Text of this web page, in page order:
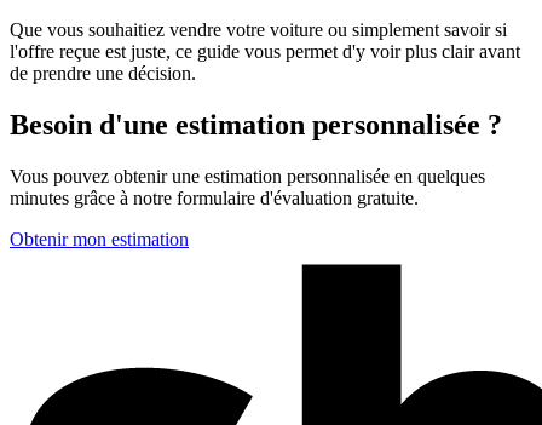
Que vous souhaitiez vendre votre voiture ou simplement savoir si
l'offre reçue est juste, ce guide vous permet d'y voir plus clair avant
de prendre une décision.
Besoin d'une estimation personnalisée ?
Vous pouvez obtenir une estimation personnalisée en quelques
minutes grâce à notre formulaire d'évaluation gratuite.
Obtenir mon estimation